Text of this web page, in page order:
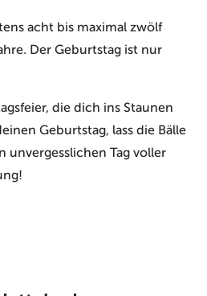
acht bis maximal zwölf
Der Geburtstag ist nur
die dich ins Staunen
Geburtstag, lass die Bälle
unvergesslichen Tag voller